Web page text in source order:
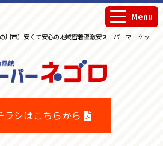
川市）安くて安心の地域密着型激安スーパーマーケッ
ラシはこちらから
Menu